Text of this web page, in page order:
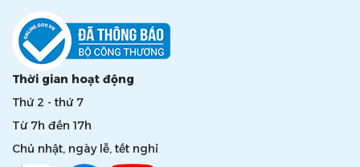
Thời gian hoạt động
Thứ 2 - thứ 7
Từ 7h đến 17h
Chủ nhật, ngày lễ, tết nghỉ